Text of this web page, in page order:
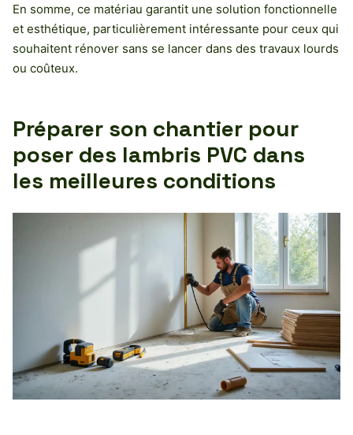
En somme, ce matériau garantit une solution fonctionnelle
et esthétique, particulièrement intéressante pour ceux qui
souhaitent rénover sans se lancer dans des travaux lourds
ou coûteux.
Préparer son chantier pour
poser des lambris PVC dans
les meilleures conditions